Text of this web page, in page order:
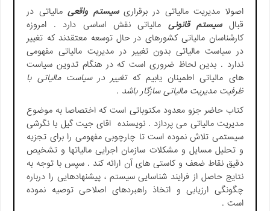
اصولا مدیریت مالیاتی در برقراریسیستم واقعیمالیاتی در
قبالسیستم قانونی مالیاتی نقش اساسی دارد . امروزه
کارشناسان مالیاتی کشورهای در حال توسعه معتقدند که تغییر
در سیاست مالیاتی بدون تغییر در مدیریت مالیاتی مفهومی
ندارد . بدین لحاظ ضروری است که در هنگام تدوین سیاست
های مالیاتی اطمینان یابیم کهتغییر در سیاست مالیاتی با
ظرفیت مدیریت مالیاتی سازگار باشد .
کتاب حاضر جزو معدود مکتوباتی است که اختصاصا به موضوع
مدیریت مالیاتی می پردازد . نویسنده اقای جیت گیل با نگرشی
سیستمی تلاش نموده است تا چارچوبی مفهومی را برای تجزیه
و تحلیل مسایل و مشکلات سازمان اجرایی مالیاتها و تشخیص
دقیق نقاط ضعف و کاستی های آن ارائه کند . سپس با توجه به
نتایج حاصل از فرایند شناسایی سیستم ، پیشنهادهایی را درباره
چگونگی ارزیابی و اتخاذ راهبردهای اصلاحی توصیه نموده
است .